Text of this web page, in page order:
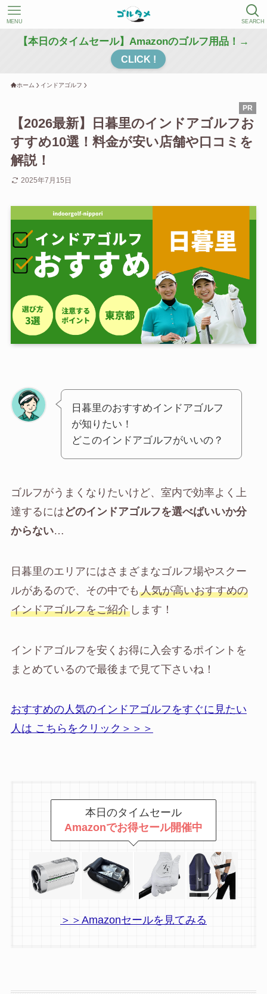
SEARCH
MENU
【本日のタイムセール】Amazonのゴルフ用品！→
CLICK !
ホーム インドアゴルフ
【2026最新】日暮里のインドアゴルフお
すすめ10選！料金が安い店舗や口コミを
解説！
2025年7月15日
日暮里のおすすめインドアゴルフ
が知りたい！
どこのインドアゴルフがいいの？
ゴルフがうまくなりたいけど、室内で効率よく上
達するには どのインドアゴルフを選べばいいか分
からない…
日暮里のエリアにはさまざまなゴルフ場やスクー
ルがあるので、その中でも 人気が高いおすすめの
インドアゴルフをご紹介します！
インドアゴルフを安くお得に入会するポイントを
まとめているので最後まで見て下さいね！
おすすめの人気のインドアゴルフをすぐに見たい
人は こちらをクリック＞＞＞
本日のタイムセール
Amazonでお得セール開催中
＞＞Amazonセールを見てみる